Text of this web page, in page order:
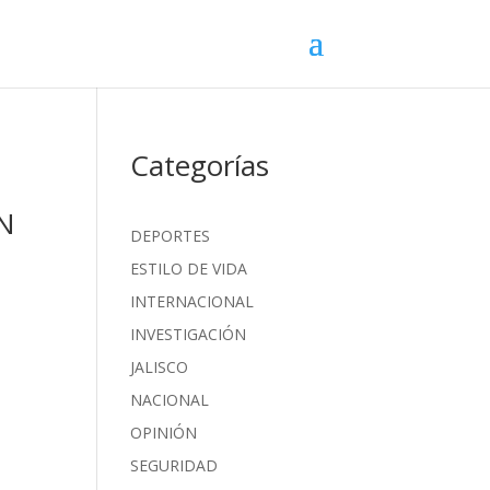
Categorías
DEPORTES
ESTILO DE VIDA
INTERNACIONAL
INVESTIGACIÓN
JALISCO
NACIONAL
OPINIÓN
SEGURIDAD